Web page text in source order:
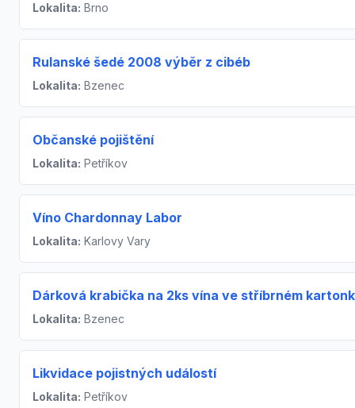
Lokalita: Brno
Rulanské šedé 2008 výběr z cibéb
Lokalita: Bzenec
Občanské pojištění
Lokalita: Petříkov
Víno Chardonnay Labor
Lokalita: Karlovy Vary
Dárková krabička na 2ks vína ve stříbrném
Lokalita: Bzenec
Likvidace pojistných událostí
Lokalita: Petříkov